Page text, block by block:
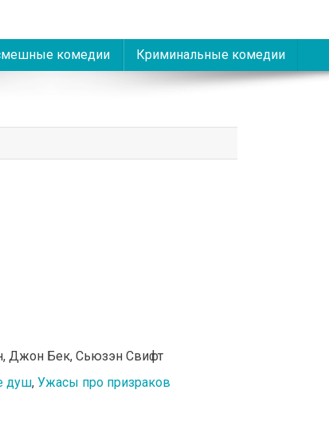
комедии Криминальные комедии
Джон Бек, Сьюзэн Свифт
душ, Ужасы про призраков